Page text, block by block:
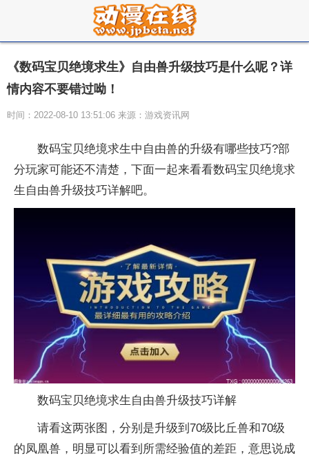
《数码宝贝绝境求生》自由兽升级技巧是什么呢？详
情内容不要错过呦！
时间：2022-08-10 13:51:06 来源：游戏资讯网
数码宝贝绝境求生中自由兽的升级有哪些技巧?部
分玩家可能还不清楚，下面一起来看看数码宝贝绝境求
生自由兽升级技巧详解吧。
数码宝贝绝境求生自由兽升级技巧详解
请看这两张图，分别是升级到70级比丘兽和70级
的凤凰兽，明显可以看到所需经验值的差距，意思说成